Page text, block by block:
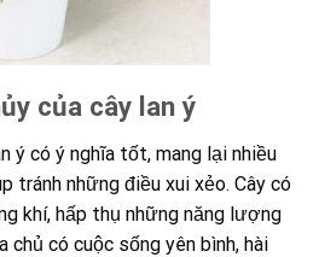
của cây lan ý
ý có ý nghĩa tốt, mang lại nhiều
tránh những điều xui xẻo. Cây có
khí, hấp thụ những năng lượng
chủ có cuộc sống yên bình, hài